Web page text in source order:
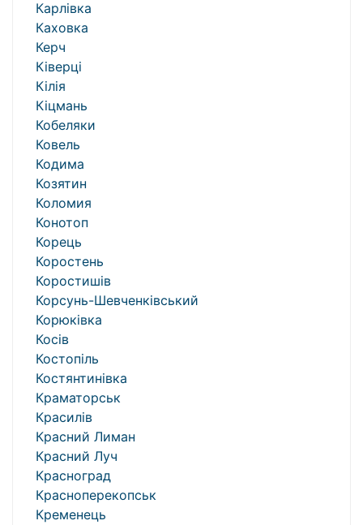
Карлівка
Каховка
Керч
Ківерці
Кілія
Кіцмань
Кобеляки
Ковель
Кодима
Козятин
Коломия
Конотоп
Корець
Коростень
Коростишів
Корсунь-Шевченківський
Корюківка
Косів
Костопіль
Костянтинівка
Краматорськ
Красилів
Красний Лиман
Красний Луч
Красноград
Красноперекопськ
Кременець